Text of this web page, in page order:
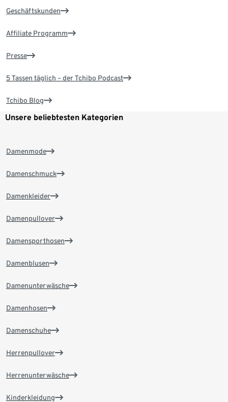
Geschäftskunden
Affiliate Programm
Presse
5 Tassen täglich – der Tchibo Podcast
Tchibo Blog
Unsere beliebtesten Kategorien
Damenmode
Damenschmuck
Damenkleider
Damenpullover
Damensporthosen
Damenblusen
Damenunterwäsche
Damenhosen
Damenschuhe
Herrenpullover
Herrenunterwäsche
Kinderkleidung